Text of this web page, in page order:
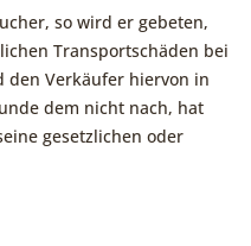
so wird er gebeten,
Transportschäden bei
den Verkäufer hiervon in
dem nicht nach, hat
gesetzlichen oder